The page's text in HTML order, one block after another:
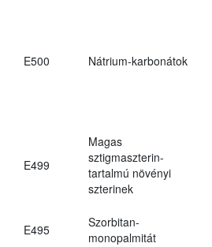
E500 Nátrium-karbonátok
E499
Magas
sztigmaszterin-
tartalmú növényi
szterinek
E495
Szorbitan-
monopalmitát